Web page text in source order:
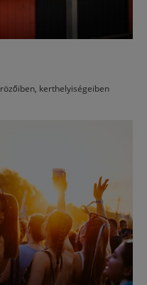
kerthelyiségeiben